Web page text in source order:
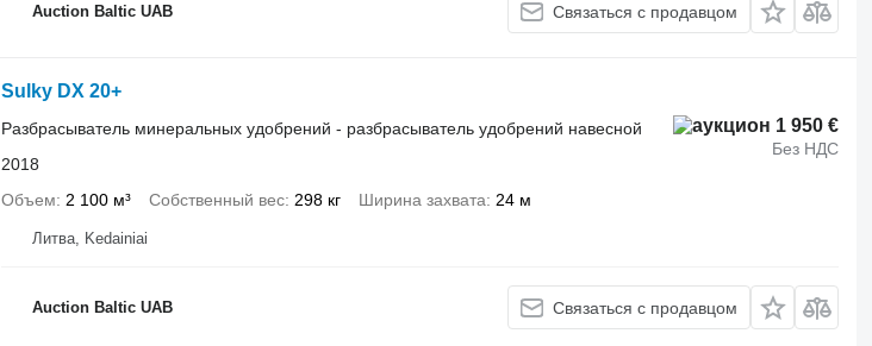
Auction Baltic UAB Связаться с продавцом
Sulky DX 20+
1 950 €
Без НДС
Разбрасыватель минеральных удобрений - разбрасыватель удобрений навесной
2018
Объем
2 100 м³ Собственный вес 298 кг Ширина захвата 24 м
Литва, Kedainiai
Auction Baltic UAB Связаться с продавцом